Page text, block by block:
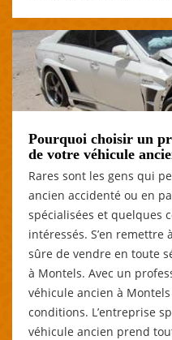
Pourquoi choisir un
de votre véhicule
Rares sont les gens qui
ancien accidenté ou en
spécialisées et quelques
intéressés. S’en remettre
sûre de vendre en toute
à Montels. Avec un
véhicule ancien à
conditions. L’entreprise
véhicule ancien prend